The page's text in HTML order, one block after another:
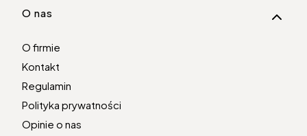
O nas
O firmie
Kontakt
Regulamin
Polityka prywatności
Opinie o nas